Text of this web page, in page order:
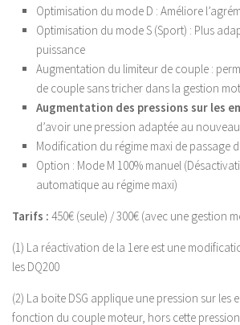
Optimisation du mode D : Améliore
Optimisation du mode S (Sport) : Plus
puissance
Augmentation du limiteur de couple :
de couple sans tricher dans la gestion
Augmentation des pressions sur les
d’avoir une pression adaptée au
Modification du régime maxi de passage
Option : Mode M 100% manuel
automatique au régime maxi)
Tarifs : 450€ (seule) / 300€ (avec une gestion
(1) La réactivation de la 1ere est une
les DQ200
(2) La boite DSG applique une pression sur les
fonction du couple moteur, hors cette pression